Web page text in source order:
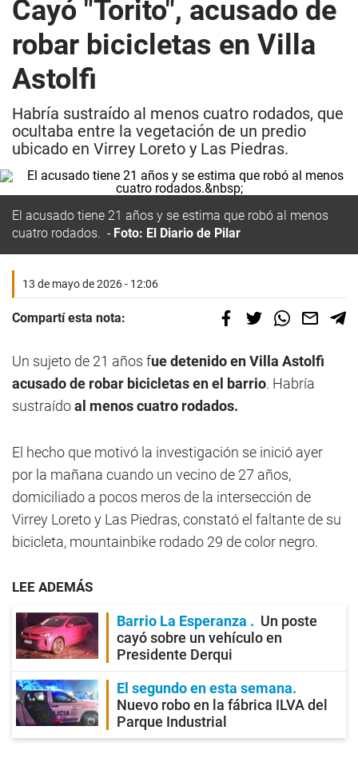
Cayó "Torito", acusado de
robar bicicletas en Villa
Astolfi
Habría sustraído al menos cuatro rodados, que
ocultaba entre la vegetación de un predio
ubicado en Virrey Loreto y Las Piedras.
El acusado tiene 21 años y se estima que robó al menos
cuatro rodados.
Foto: El Diario de Pilar
13 de mayo de 2026 - 12:06
Compartí esta nota:
Un sujeto de 21 años fue detenido en Villa Astolfi
acusado de robar bicicletas en el barrio. Habría
sustraídoal menos cuatro rodados.
El hecho que motivó la investigación se inició ayer
por la mañana cuando un vecino de 27 años,
domiciliado a pocos meros de la intersección de
Virrey Loreto y Las Piedras, constató el faltante de su
bicicleta, mountainbike rodado 29 de color negro.
LEE ADEMÁS
Barrio La Esperanza
Un poste
cayó sobre un vehículo en
Presidente Derqui
El segundo en esta semana
Nuevo robo en la fábrica ILVA del
Parque Industrial